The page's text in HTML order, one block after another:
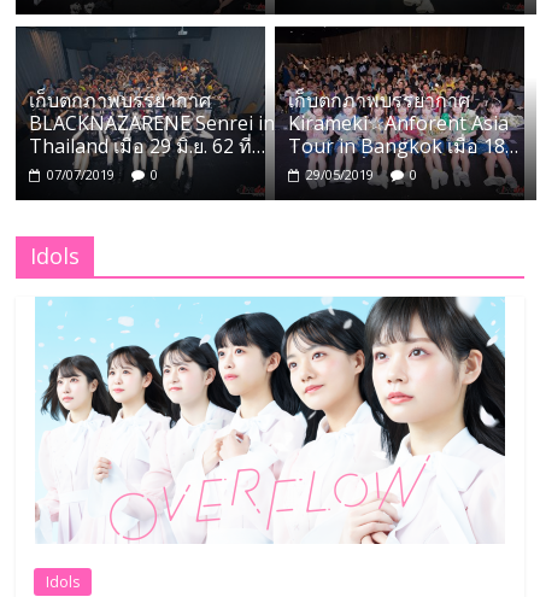
เก็บตกภาพบรรยากาศ
BLACKNAZARENE Senrei in
Thailand เมื่อ 29 มิ.ย. 62 ที่
ผ่านมา!
07/07/2019 0
เก็บตกภาพบรรยากาศ
Kirameki☆Anforent Asia
Tour in Bangkok เมื่อ 18
พ.ค. 62 ที่ผ่านมา!
29/05/2019 0
Idols
Idols